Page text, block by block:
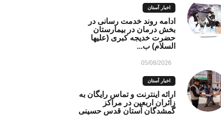
اخبار آستان
ادامه روند خدمت رسانی در
بخش درمان در بیمارستان
حضرت خدیجه کبری (علیها
السلام) ب...
05/08/2026
اخبار آستان
ارائه اینترنت و تماس رایگان به
زائران اربعین در مراکز
گمشدگان آستان قدس حسینی